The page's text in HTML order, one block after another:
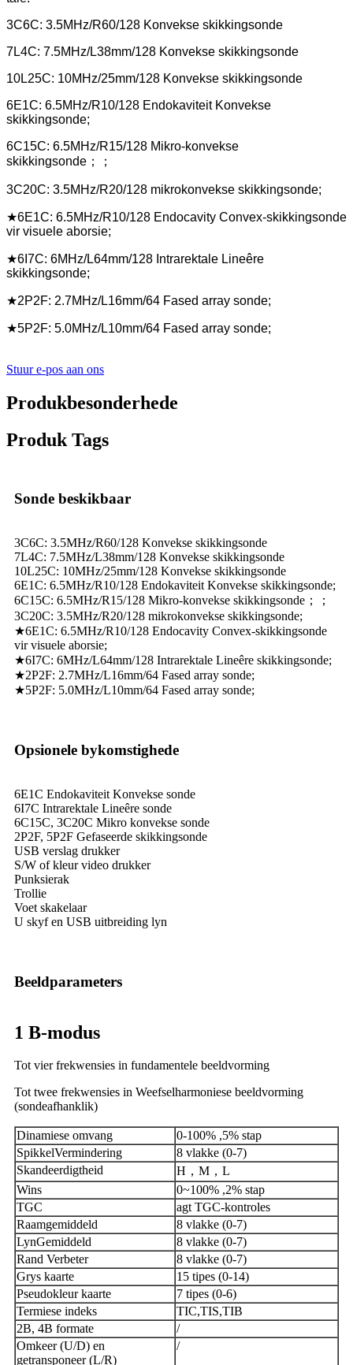
3C6C: 3.5MHz/R60/128 Konvekse skikkingsonde
7L4C: 7.5MHz/L38mm/128 Konvekse skikkingsonde
10L25C: 10MHz/25mm/128 Konvekse skikkingsonde
6E1C: 6.5MHz/R10/128 Endokaviteit Konvekse
skikkingsonde;
6C15C: 6.5MHz/R15/128 Mikro-konvekse
skikkingsonde；；
3C20C: 3.5MHz/R20/128 mikrokonvekse skikkingsonde;
★6E1C: 6.5MHz/R10/128 Endocavity Convex-skikkingsonde
vir visuele aborsie;
★6I7C: 6MHz/L64mm/128 Intrarektale Lineêre
skikkingsonde;
★2P2F: 2.7MHz/L16mm/64 Fased array sonde;
★5P2F: 5.0MHz/L10mm/64 Fased array sonde;
Stuur e-pos aan ons
Produkbesonderhede
Produk Tags
Sonde beskikbaar
3C6C: 3.5MHz/R60/128 Konvekse skikkingsonde
7L4C: 7.5MHz/L38mm/128 Konvekse skikkingsonde
10L25C: 10MHz/25mm/128 Konvekse skikkingsonde
6E1C: 6.5MHz/R10/128 Endokaviteit Konvekse skikkingsonde;
6C15C: 6.5MHz/R15/128 Mikro-konvekse skikkingsonde；；
3C20C: 3.5MHz/R20/128 mikrokonvekse skikkingsonde;
★6E1C: 6.5MHz/R10/128 Endocavity Convex-skikkingsonde
vir visuele aborsie;
★6I7C: 6MHz/L64mm/128 Intrarektale Lineêre skikkingsonde;
★2P2F: 2.7MHz/L16mm/64 Fased array sonde;
★5P2F: 5.0MHz/L10mm/64 Fased array sonde;
Opsionele bykomstighede
6E1C Endokaviteit Konvekse sonde
6I7C Intrarektale Lineêre sonde
6C15C, 3C20C Mikro konvekse sonde
2P2F, 5P2F Gefaseerde skikkingsonde
USB verslag drukker
S/W of kleur video drukker
Punksierak
Trollie
Voet skakelaar
U skyf en USB uitbreiding lyn
Beeldparameters
1 B-modus
Tot vier frekwensies in fundamentele beeldvorming
Tot twee frekwensies in Weefselharmoniese beeldvorming
(sondeafhanklik)
Dinamiese omvang
0-100% ,5% stap
SpikkelVermindering
8 vlakke (0-7)
Skandeerdigtheid
H ， M ， L
Wins
0~100% ,2% stap
TGC
agt TGC-kontroles
Raamgemiddeld
8 vlakke (0-7)
LynGemiddeld
8 vlakke (0-7)
Rand Verbeter
8 vlakke (0-7)
Grys ​​kaarte
15 tipes (0-14)
Pseudokleur kaarte
7 tipes (0-6)
Termiese indeks
TIC,TIS,TIB
2B, 4B formate
/
Omkeer (U/D) en
getransponeer (L/R)
/